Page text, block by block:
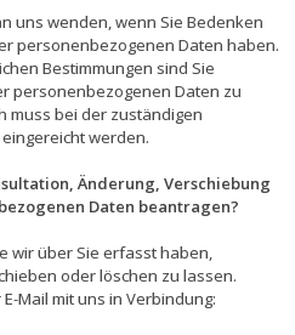
uns wenden, wenn Sie Bedenken
personenbezogenen Daten haben.
Bestimmungen sind Sie
personenbezogenen Daten zu
muss bei der zuständigen
werden.
Änderung, Verschiebung
Daten beantragen?
wir über Sie erfasst haben,
oder löschen zu lassen.
Mail mit uns in Verbindung: